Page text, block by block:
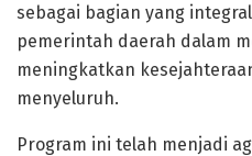
sebagai bagian yang
pemerintah daerah dalam
meningkatkan
menyeluruh.
Program ini telah menjadi